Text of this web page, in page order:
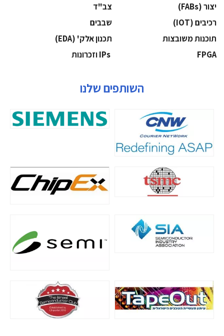
‫יצור (‪(FABs‬‬
‫צב"ד‬
‫רכיבים‬ (IOT)
‫שבבים‬
‫תוכנות משובצות‬
‫תכנון אלק' (‪(EDA‬‬
‫‪FPGA‬‬
השותפים שלנו